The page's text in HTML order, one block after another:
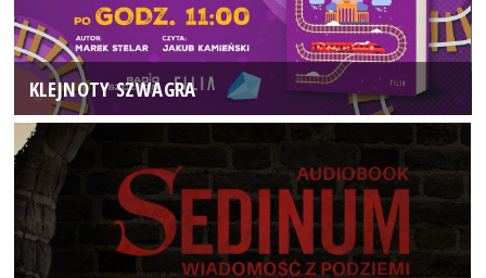
KLEJNOTY SZWAGRA